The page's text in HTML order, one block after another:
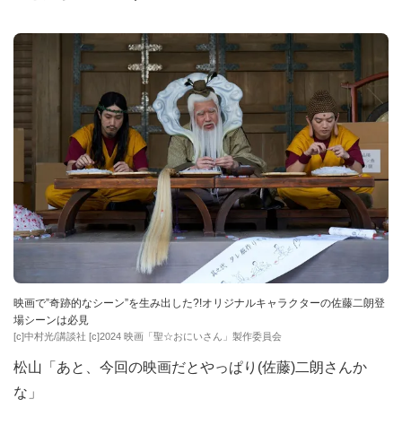
映画で”奇跡的なシーン”を生み出した?!オリジナルキャラクターの佐藤二朗登
場シーンは必見
[c]中村光/講談社 [c]2024 映画「聖☆おにいさん」製作委員会
松山「あと、今回の映画だとやっぱり(佐藤)二朗さんか
な」